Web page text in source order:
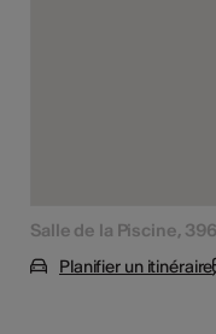
Salle de la Piscine,
Planifier un itinéraire